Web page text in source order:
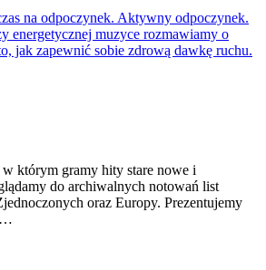
na odpoczynek. Aktywny odpoczynek.
energetycznej muzyce rozmawiamy o
jak zapewnić sobie zdrową dawkę ruchu.
którym gramy hity stare nowe i
do archiwalnych notowań list
oraz Europy. Prezentujemy